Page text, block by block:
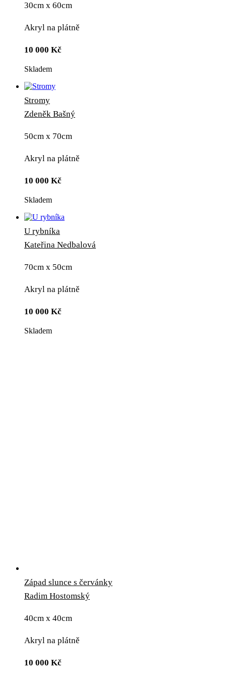
30cm x 60cm
Akryl na plátně
10 000 Kč
Skladem
Stromy
Zdeněk Bašný
50cm x 70cm
Akryl na plátně
10 000 Kč
Skladem
U rybníka
Kateřina Nedbalová
70cm x 50cm
Akryl na plátně
10 000 Kč
Skladem
Západ slunce s červánky
Radim Hostomský
40cm x 40cm
Akryl na plátně
10 000 Kč